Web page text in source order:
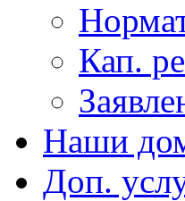
Кап.
Наши
Доп.